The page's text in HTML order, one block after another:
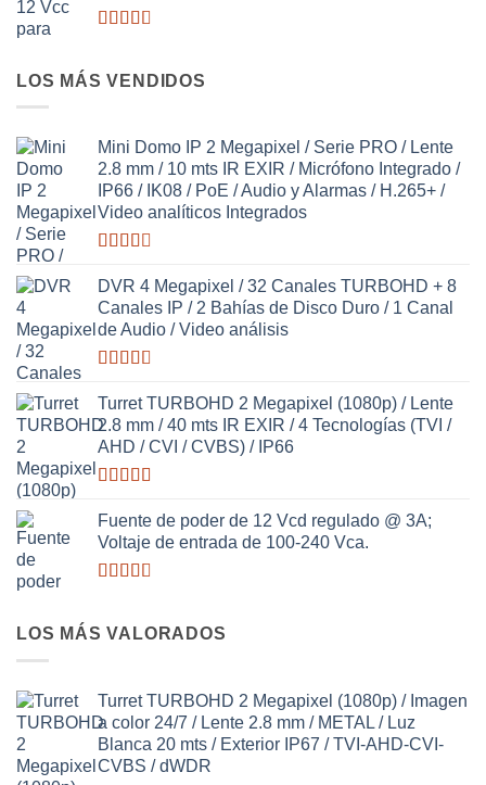
2.63
LOS MÁS VENDIDOS
Mini Domo IP 2 Megapixel / Serie PRO / Lente
2.8 mm / 10 mts IR EXIR / Micrófono Integrado /
IP66 / IK08 / PoE / Audio y Alarmas / H.265+ /
Video analíticos Integrados
con
2.58
de 5
DVR 4 Megapixel / 32 Canales TURBOHD + 8
Canales IP / 2 Bahías de Disco Duro / 1 Canal
de Audio / Video análisis
con
2.63
de 5
Turret TURBOHD 2 Megapixel (1080p) / Lente
2.8 mm / 40 mts IR EXIR / 4 Tecnologías (TVI /
AHD / CVI / CVBS) / IP66
con
2.98de
5
Fuente de poder de 12 Vcd regulado @ 3A;
Voltaje de entrada de 100-240 Vca.
2.64
LOS MÁS VALORADOS
Turret TURBOHD 2 Megapixel (1080p) / Imagen
a color 24/7 / Lente 2.8 mm / METAL / Luz
Blanca 20 mts / Exterior IP67 / TVI-AHD-CVI-
CVBS / dWDR